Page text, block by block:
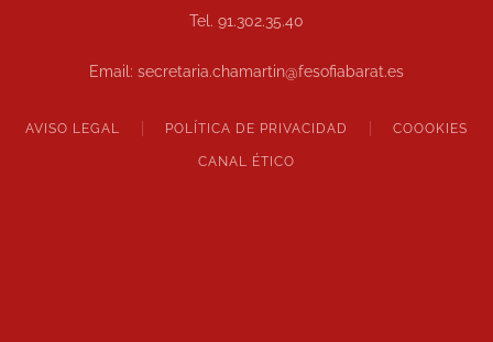
Tel. 91.302.35.40
Email: secretaria.chamartin@fesofiabarat.es
AVISO LEGAL POLÍTICA DE PRIVACIDAD COOOKIES
CANAL ÉTICO